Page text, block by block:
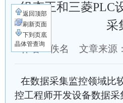
组态王和三菱PLC
采
作者：佚名 文章来源：
在数据采集监控领域比
控工程师开发设备数据
返回顶部
刷新页面
下到页底
晶体管查询